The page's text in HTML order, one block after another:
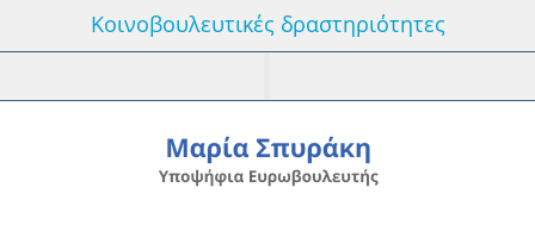
Κοινοβουλευτικές δραστηριότητες